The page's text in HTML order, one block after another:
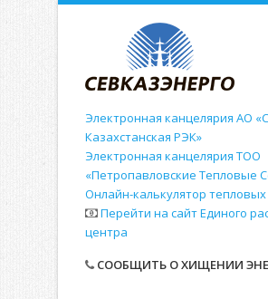
Электронная канцелярия АО
Казахстанская РЭК»
Электронная канцелярия ТОО
«Петропавловские Тепловые
Онлайн-калькулятор
Перейти на сайт Единого
центра
СООБЩИТЬ О ХИЩЕНИИ